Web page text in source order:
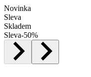
Novinka
Sleva
Skladem
Sleva-50%